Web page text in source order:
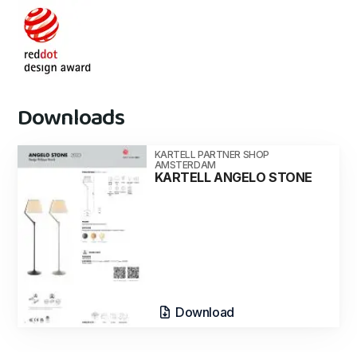
Downloads
KARTELL PARTNER SHOP
AMSTERDAM
KARTELL ANGELO STONE
Download